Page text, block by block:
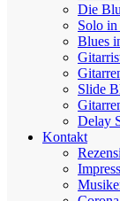
Die
Solo
Blues
Slide
Delay
Kontakt